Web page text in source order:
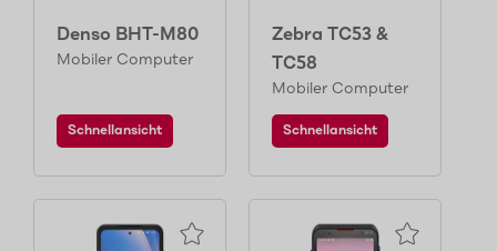
Denso BHT-M80
Mobiler Computer
Schnellansicht
Zebra TC53 &
TC58
Mobiler Computer
Schnellansicht